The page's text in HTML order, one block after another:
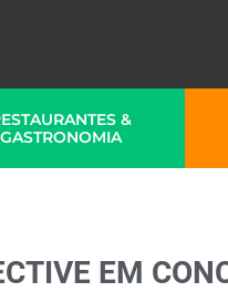
&
GASTRONOMIA
EM